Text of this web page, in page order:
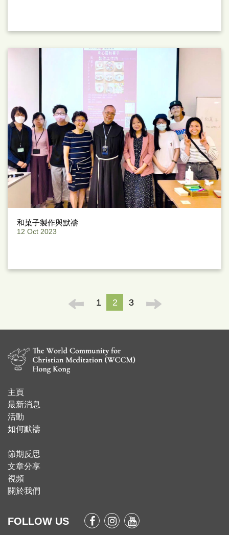
和菓子製作與默禱
12 Oct 2023
1 2 3
主頁
​最新消息
活動
如何默禱
節期反思
文章分享
視頻
關於我們
FOLLOW US